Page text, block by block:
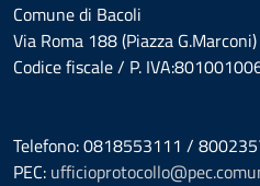
Comune di Bacoli
Via Roma 188 (Piazza
Codice fiscale / P.
Telefono: 0818553111 /
PEC: